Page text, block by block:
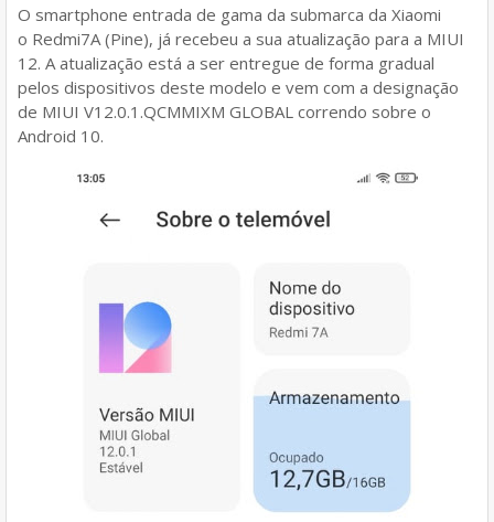
O smartphone entrada de gama da submarca da Xiaomi
o Redmi7A (Pine), já recebeu a sua atualização para a MIUI
12. A atualização está a ser entregue de forma gradual
pelos dispositivos deste modelo e vem com a designação
de MIUI V12.0.1.QCMMIXM GLOBAL correndo sobre o
Android 10.